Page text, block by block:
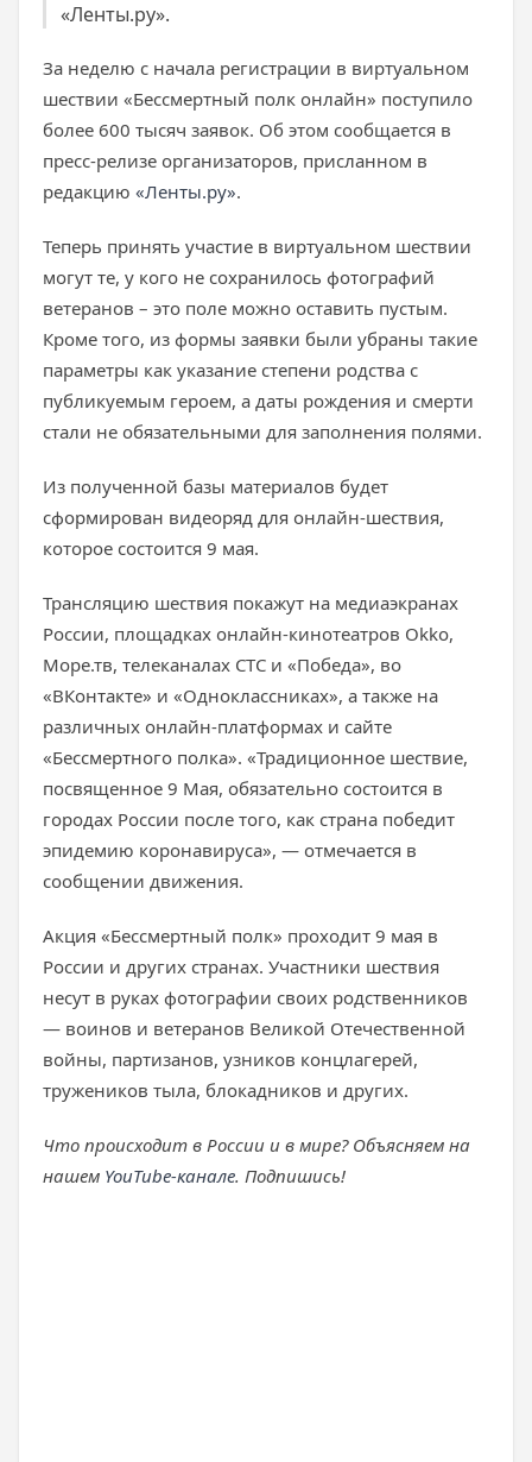
«Ленты.ру».
За неделю с начала регистрации в виртуальном
шествии «Бессмертный полк онлайн» поступило
более 600 тысяч заявок. Об этом сообщается в
пресс-релизе организаторов, присланном в
редакцию «Ленты.ру».
Теперь принять участие в виртуальном шествии
могут те, у кого не сохранилось фотографий
ветеранов – это поле можно оставить пустым.
Кроме того, из формы заявки были убраны такие
параметры как указание степени родства с
публикуемым героем, а даты рождения и смерти
стали не обязательными для заполнения полями.
Из полученной базы материалов будет
сформирован видеоряд для онлайн-шествия,
которое состоится 9 мая.
Трансляцию шествия покажут на медиаэкранах
России, площадках онлайн-кинотеатров Okko,
Море.тв, телеканалах СТС и «Победа», во
«ВКонтакте» и «Одноклассниках», а также на
различных онлайн-платформах и сайте
«Бессмертного полка». «Традиционное шествие,
посвященное 9 Мая, обязательно состоится в
городах России после того, как страна победит
эпидемию коронавируса», — отмечается в
сообщении движения.
Акция «Бессмертный полк» проходит 9 мая в
России и других странах. Участники шествия
несут в руках фотографии своих родственников
— воинов и ветеранов Великой Отечественной
войны, партизанов, узников концлагерей,
тружеников тыла, блокадников и других.
Что происходит в России и в мире? Объясняем на
нашем YouTube-канале. Подпишись!